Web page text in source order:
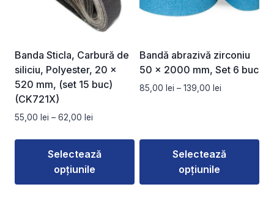
alese
în
pagina
produsului.
Opțiunile
alese
în
produsului.
Banda Sticla, Carbură de
siliciu, Polyester, 20 x
520 mm, (set 15 buc)
(CK721X)
55,00 lei – 62,00 lei
prețuri:
55,00 lei
până
Selectează
opțiunile
Bandă abrazivă zirconiu
50 x 2000 mm, Set 6 buc
85,00 lei – 139,00 lei
până
la
Selectează
opțiunile